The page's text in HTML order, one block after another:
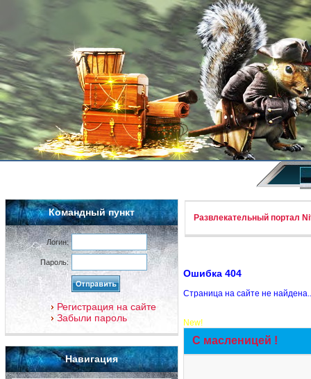
Командный пункт
Логин:
Пароль:
Регистрация на сайте
Забыли пароль
Навигация
Развлекательный портал
Ошибка 404
Страница на сайте не
New!
С масленицей !